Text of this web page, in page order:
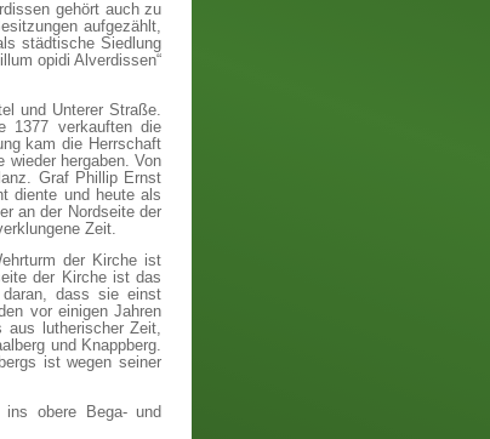
gehört auch zu
aufgezählt,
städtische Siedlung
opidi Alverdissen“
und Unterer Straße.
1377 verkauften die
kam die Herrschaft
hergaben. Von
Graf Phillip Ernst
diente und heute als
an der Nordseite der
Zeit.
der Kirche ist
der Kirche ist das
daran, dass sie einst
vor einigen Jahren
aus lutherischer Zeit,
und Knappberg.
ist wegen seiner
ins obere Bega- und